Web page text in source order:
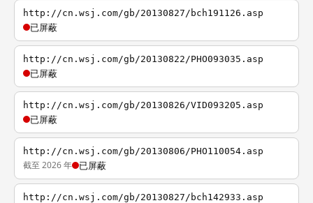
http://cn.wsj.com/gb/20130827/bch191126.asp
已屏蔽
http://cn.wsj.com/gb/20130822/PHO093035.asp
已屏蔽
http://cn.wsj.com/gb/20130826/VID093205.asp
已屏蔽
http://cn.wsj.com/gb/20130806/PHO110054.asp
截至 2026 年 已屏蔽
http://cn.wsj.com/gb/20130827/bch142933.asp